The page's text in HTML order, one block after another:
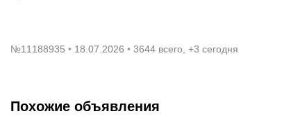
№11188935 18.07.2026 3644 всего, +3 сегодня
Похожие объявления